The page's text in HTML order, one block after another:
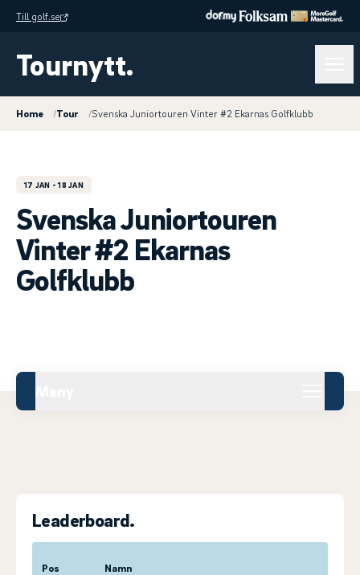
Till golf.se
Tournytt.
Home /Tour /Svenska Juniortouren Vinter #2 Ekarnas Golfklubb
17 JAN - 18 JAN
Svenska Juniortouren
Vinter #2 Ekarnas
Golfklubb
Leaderboard.
Pos Namn